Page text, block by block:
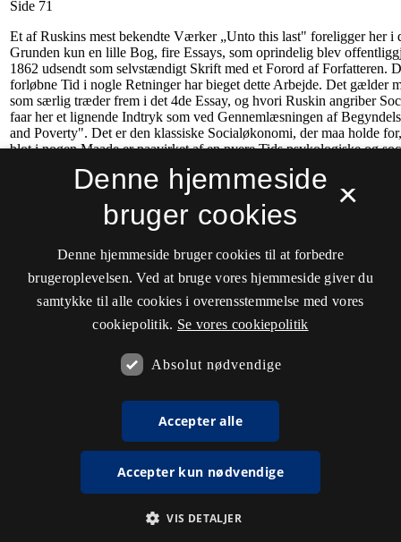
×
Denne hjemmeside
bruger cookies
Denne hjemmeside bruger cookies til at forbedre
brugeroplevelsen. Ved at bruge vores hjemmeside giver du
samtykke til alle cookies i overensstemmelse med vores
cookiepolitik. Se vores cookiepolitik
Absolut nødvendige
Accepter alle
Accepter kun nødvendige
VIS DETALJER